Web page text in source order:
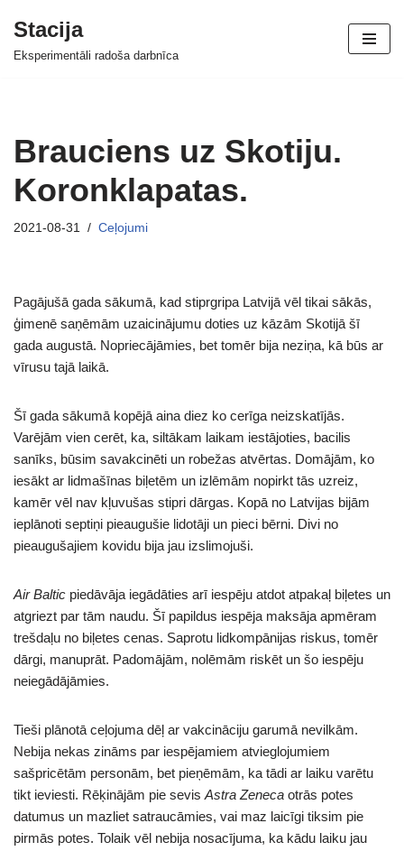
Skip
Stacija
Eksperimentāli radoša darbnīca
Brauciens uz Skotiju.
Koronklapatas.
2021-08-31 Ceļojumi
Pagājušā gada sākumā, kad stiprgripa Latvijā vēl tikai sākās,
ģimenē saņēmām uzaicinājumu doties uz kāzām Skotijā šī
gada augustā. Nopriecājāmies, bet tomēr bija neziņa, kā būs ar
vīrusu tajā laikā.
Šī gada sākumā kopējā aina diez ko cerīga neizskatījās.
Varējām vien cerēt, ka, siltākam laikam iestājoties, bacilis
sanīks, būsim savakcinēti un robežas atvērtas. Domājām, ko
iesākt ar lidmašīnas biļetēm un izlēmām nopirkt tās uzreiz,
kamēr vēl nav kļuvušas stipri dārgas. Kopā no Latvijas bijām
ieplānoti septiņi pieaugušie lidotāji un pieci bērni. Divi no
pieaugušajiem kovidu bija jau izslimojuši.
Air Baltic piedāvāja iegādāties arī iespēju atdot atpakaļ biļetes un
atgriezt par tām naudu. Šī papildus iespēja maksāja apmēram
trešdaļu no biļetes cenas. Saprotu lidkompānijas riskus, tomēr
dārgi, manuprāt. Padomājām, nolēmām riskēt un šo iespēju
neiegādājāmies.
Tieši plānotā ceļojuma dēļ ar vakcināciju garumā nevilkām.
Nebija nekas zināms par iespējamiem atvieglojumiem
sašpricētām personām, bet pieņēmām, ka tādi ar laiku varētu
tikt ieviesti. Rēķinājām pie sevis Astra Zeneca otrās potes
datumus un mazliet satraucāmies, vai maz laicīgi tiksim pie
pirmās potes. Tolaik vēl nebija nosacījuma, ka kādu laiku jau